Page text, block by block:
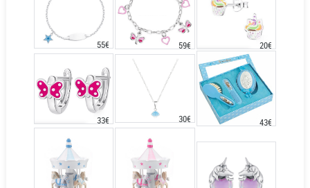
55€ 59€ 20€
33€ 30€ 43€